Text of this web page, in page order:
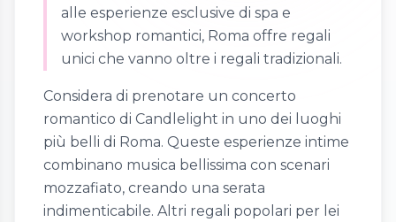
alle esperienze esclusive di spa e
workshop romantici, Roma offre regali
unici che vanno oltre i regali tradizionali.
Considera di prenotare un concerto
romantico di Candlelight in uno dei luoghi
più belli di Roma. Queste esperienze intime
combinano musica bellissima con scenari
mozzafiato, creando una serata
indimenticabile. Altri regali popolari per lei